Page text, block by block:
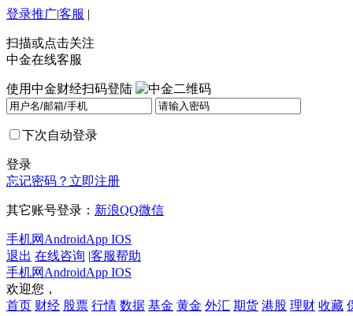
登录推广|客服 |
扫描或点击关注
中金在线客服
使用中金财经扫码登陆
下次自动登录
登录
忘记密码？ 立即注册
其它账号登录： 新浪QQ微信
手机网 AndroidApp IOS
退出 在线咨询 |客服帮助
手机网 AndroidApp IOS
欢迎您，
首页 财经 股票 行情 数据 基金 黄金 外汇 期货 港股 理财 收藏